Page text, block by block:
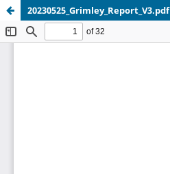
20230525_Grimley_Report_V3.pdf